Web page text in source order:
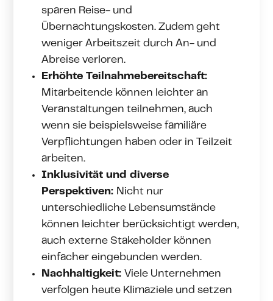
sparen Reise- und
Übernachtungskosten. Zudem geht
weniger Arbeitszeit durch An- und
Abreise verloren.
Erhöhte Teilnahmebereitschaft:
Mitarbeitende können leichter an
Veranstaltungen teilnehmen, auch
wenn sie beispielsweise familiäre
Verpflichtungen haben oder in Teilzeit
arbeiten.
Inklusivität und diverse
Perspektiven: Nicht nur
unterschiedliche Lebensumstände
können leichter berücksichtigt werden,
auch externe Stakeholder können
einfacher eingebunden werden.
Nachhaltigkeit: Viele Unternehmen
verfolgen heute Klimaziele und setzen